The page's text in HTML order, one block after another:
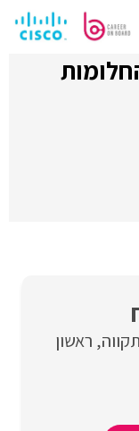
ראשון